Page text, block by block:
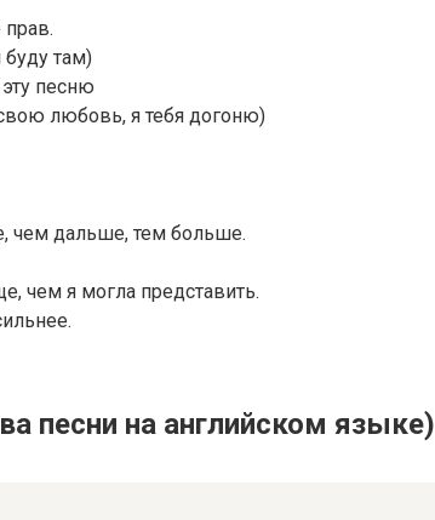
буду там)
песню
любовь, я тебя догоню)
чем дальше, тем больше.
чем я могла представить.
песни на английском языке)